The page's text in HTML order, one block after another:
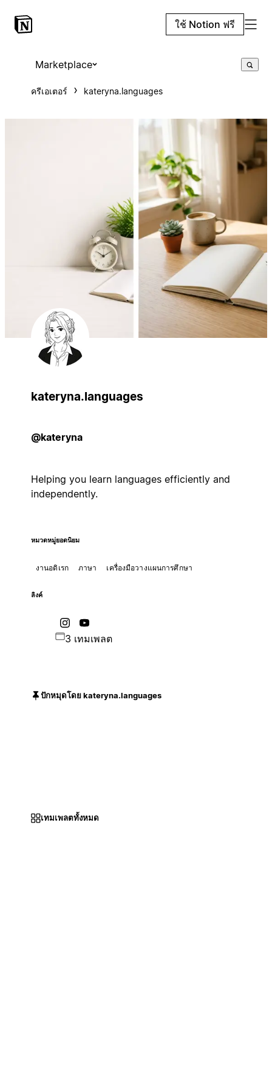
ใช้ Notion ฟรี
Marketplace
ครีเอเตอร์ kateryna.languages
kateryna.languages
@kateryna
Helping you learn languages efficiently and
independently.
หมวดหมู่ยอดนิยม
งานอดิเรก ภาษา เครื่องมือวางแผนการศึกษา
ลิงค์
3 เทมเพลต
ปักหมุดโดย kateryna.languages
เทมเพลตทั้งหมด